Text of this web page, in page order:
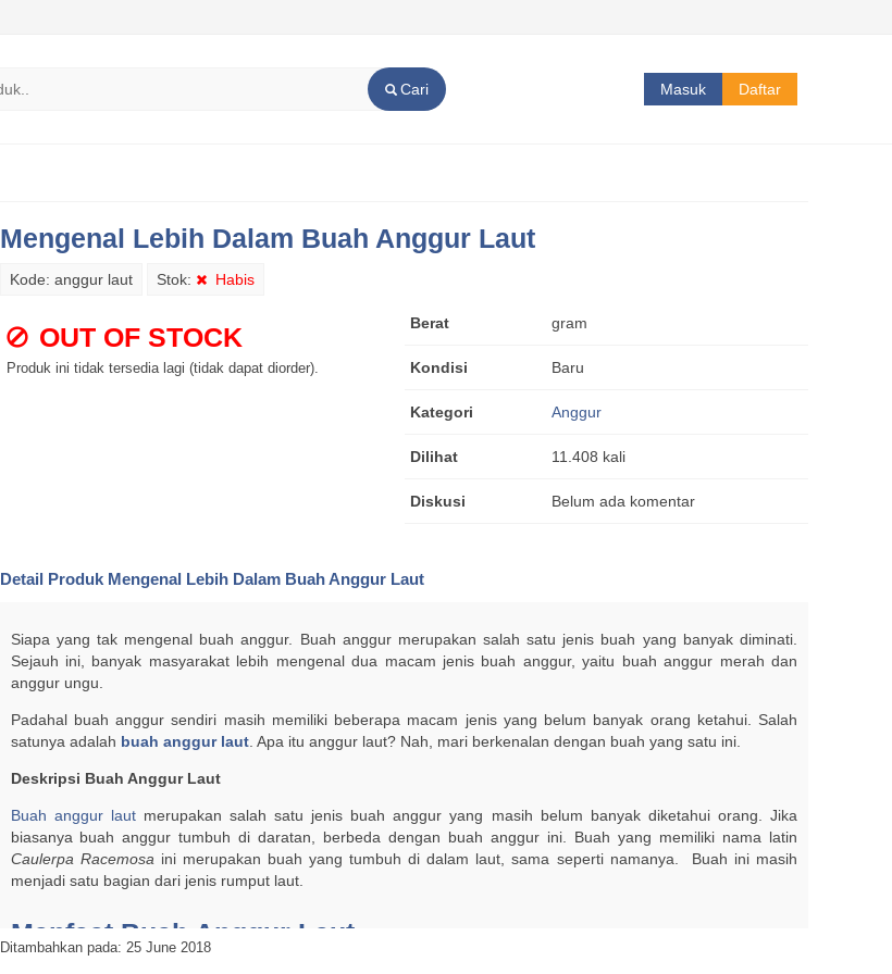
Cari Masuk Daftar
Mengenal Lebih Dalam Buah Anggur Laut
Kode: anggur laut Stok: Habis
Berat gram
Kondisi Baru
Kategori Anggur
Dilihat 11.408 kali
Diskusi Belum ada komentar
OUT OF STOCK
Produk ini tidak tersedia lagi (tidak dapat diorder).
Detail Produk Mengenal Lebih Dalam Buah Anggur Laut
Siapa yang tak mengenal buah anggur. Buah anggur merupakan salah satu jenis buah yang banyak diminati.
Sejauh ini, banyak masyarakat lebih mengenal dua macam jenis buah anggur, yaitu buah anggur merah dan
anggur ungu.
Padahal buah anggur sendiri masih memiliki beberapa macam jenis yang belum banyak orang ketahui. Salah
satunya adalah buah anggur laut. Apa itu anggur laut? Nah, mari berkenalan dengan buah yang satu ini.
Deskripsi Buah Anggur Laut
Buah anggur lautmerupakan salah satu jenis buah anggur yang masih belum banyak diketahui orang. Jika
biasanya buah anggur tumbuh di daratan, berbeda dengan buah anggur ini. Buah yang memiliki nama latin
Caulerpa Racemosa ini merupakan buah yang tumbuh di dalam laut, sama seperti namanya. Buah ini masih
menjadi satu bagian dari jenis rumput laut.
Manfaat Buah Anggur Laut
Ditambahkan pada: 25 June 2018